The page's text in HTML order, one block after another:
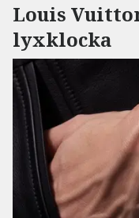
Louis
lyxklocka